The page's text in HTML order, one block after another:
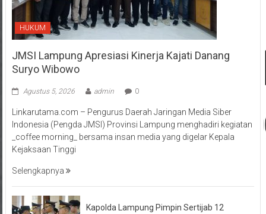
HUKUM
JMSI Lampung Apresiasi Kinerja Kajati Danang
Suryo Wibowo
Agustus 5, 2026 admin 0
Linkarutama.com – Pengurus Daerah Jaringan Media Siber
Indonesia (Pengda JMSI) Provinsi Lampung menghadiri kegiatan
_coffee morning_ bersama insan media yang digelar Kepala
Kejaksaan Tinggi
Selengkapnya
Kapolda Lampung Pimpin Sertijab 12